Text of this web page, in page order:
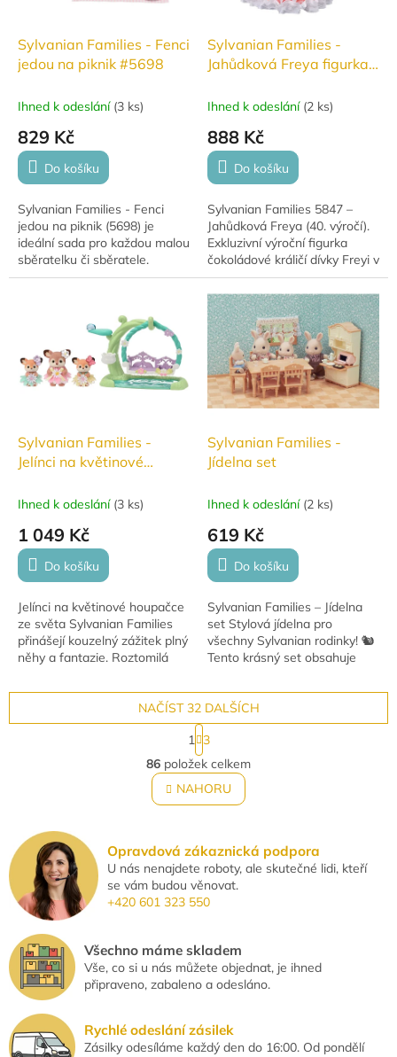
Sylvanian Families - Fenci
jedou na piknik #5698
Ihned k odeslání (3 ks)
829 Kč
Do košíku
Sylvanian Families - Fenci
jedou na piknik (5698) je
ideální sada pro každou malou
sběratelku či sběratele.
Pomozte rodince Fenců
Sylvanian Families -
Jahůdková Freya figurka
Ihned k odeslání (2 ks)
888 Kč
Do košíku
Sylvanian Families 5847 –
Jahůdková Freya (40. výročí).
Exkluzivní výroční figurka
čokoládové králičí dívky Freyi v
šatech inspirovaných
jahodovým dortem se
slavnostní židlí.
Sylvanian Families -
Jelínci na květinové
Ihned k odeslání (3 ks)
1 049 Kč
Do košíku
Jelínci na květinové houpačce
ze světa Sylvanian Families
přinášejí kouzelný zážitek plný
něhy a fantazie. Roztomilá
výzdobou a jelínčími...
Sylvanian Families -
Jídelna set
Ihned k odeslání (2 ks)
619 Kč
Do košíku
Sylvanian Families – Jídelna
set Stylová jídelna pro
všechny Sylvanian rodinky! 🐿️
Tento krásný set obsahuje
sedačku a doplňky, díky nimž
si každé...
O
v
l
á
a
c
í
p
r
k
y
v
ý
i
s
NAČÍST 32 DALŠÍCH
S
t
r
á
n
k
á
n
í
1 3
86 položek celkem
NAHORU
Opravdová zákaznická podpora
U nás nenajdete roboty, ale skutečné lidi, kteří
se vám budou věnovat.
+420 601 323 550
Všechno máme skladem
Vše, co si u nás můžete objednat, je ihned
připraveno, zabaleno a odesláno.
Rychlé odeslání zásilek
Zásilky odesíláme každý den do 16:00. Od pondělí